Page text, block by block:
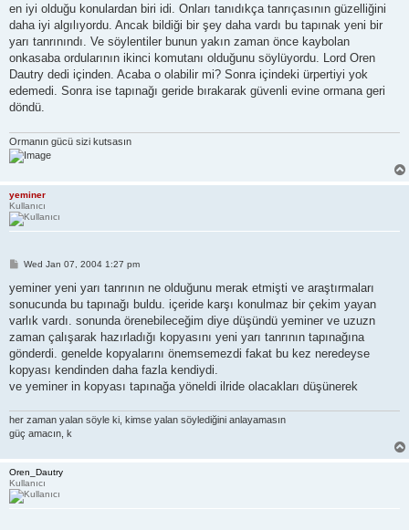
en iyi olduğu konulardan biri idi. Onları tanıdıkça tanrıçasının güzelliğini
daha iyi algılıyordu. Ancak bildiği bir şey daha vardı bu tapınak yeni bir
yarı tanrınındı. Ve söylentiler bunun yakın zaman önce kaybolan
onkasaba ordularının ikinci komutanı olduğunu söylüyordu. Lord Oren
Dautry dedi içinden. Acaba o olabilir mi? Sonra içindeki ürpertiyi yok
edemedi. Sonra ise tapınağı geride bırakarak güvenli evine ormana geri
döndü.
Ormanın gücü sizi kutsasın
yeminer
Kullanıcı
P
s
Wed Jan 07, 2004 1:27 pm
yeminer yeni yarı tanrının ne olduğunu merak etmişti ve araştırmaları
sonucunda bu tapınağı buldu. içeride karşı konulmaz bir çekim yayan
varlık vardı. sonunda örenebileceğim diye düşündü yeminer ve uzuzn
zaman çalışarak hazırladığı kopyasını yeni yarı tanrının tapınağına
gönderdi. genelde kopyalarını önemsemezdi fakat bu kez neredeyse
kopyası kendinden daha fazla kendiydi.
ve yeminer in kopyası tapınağa yöneldi ilride olacakları düşünerek
her zaman yalan söyle ki, kimse yalan söylediğini anlayamasın
güç amacın, k
Oren_Dautry
Kullanıcı